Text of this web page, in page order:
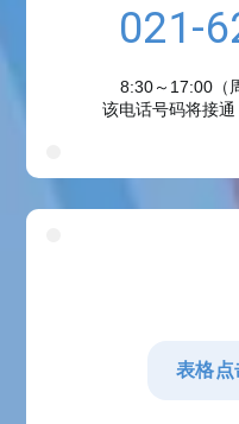
021-
8:30～17:00（
该电话号码将接通
表格点